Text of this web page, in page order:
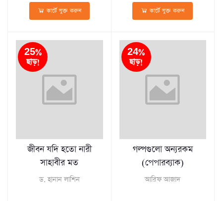
কার্টে যুক্ত করুন কার্টে যুক্ত করুন
25%
ছাড়!
জীবন যদি হতো নারী
সাহাবীর মত
ড. হানান লাশিন
24%
ছাড়!
গল্পগুলো অন্যরকম
(পেপারব্যাক)
আরিফ আজাদ